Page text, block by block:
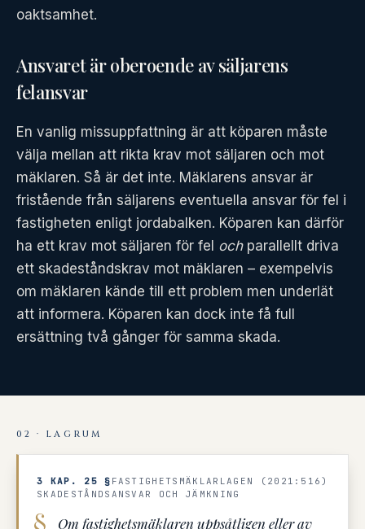
oaktsamhet.
Ansvaret är oberoende av säljarens
felansvar
En vanlig missuppfattning är att köparen måste
välja mellan att rikta krav mot säljaren och mot
mäklaren. Så är det inte. Mäklarens ansvar är
fristående från säljarens eventuella ansvar för fel i
fastigheten enligt jordabalken. Köparen kan därför
ha ett krav mot säljaren för fel ochparallellt driva
ett skadeståndskrav mot mäklaren – exempelvis
om mäklaren kände till ett problem men underlät
att informera. Köparen kan dock inte få full
ersättning två gånger för samma skada.
02 · LAGRUM
3 KAP. 25 § FASTIGHETSMÄKLARLAGEN (2021:516)
SKADESTÅNDSANSVAR OCH JÄMKNING
Om fastighetsmäklaren uppsåtligen eller av